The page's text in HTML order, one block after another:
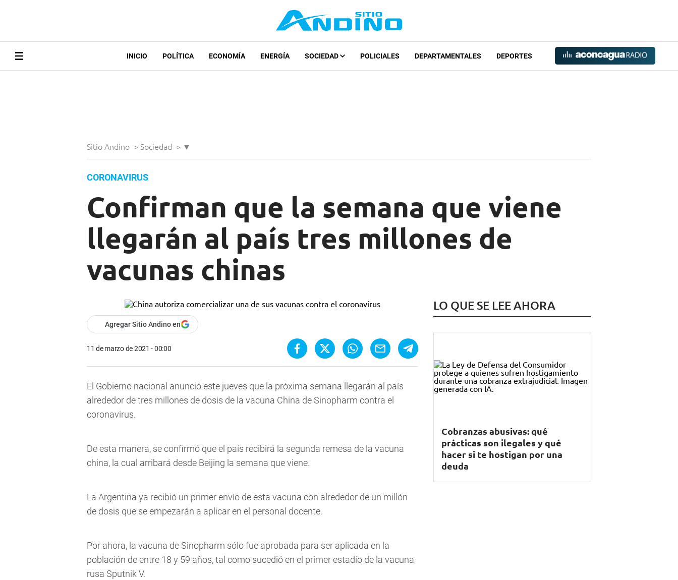
INICIO POLÍTICA ECONOMÍA ENERGÍA SOCIEDAD POLICIALES DEPARTAMENTALES DEPORTES
Sitio Andino > Sociedad > ▼
CORONAVIRUS
Confirman que la semana que viene
llegarán al país tres millones de
vacunas chinas
Agregar Sitio Andino en
11 de marzo de 2021 - 00:00
El Gobierno nacional anunció este jueves que la próxima semana llegarán al país
alrededor de tres millones de dosis de la vacuna China de Sinopharm contra el
coronavirus.
De esta manera, se confirmó que el país recibirá la segunda remesa de la vacuna
china, la cual arribará desde Beijing la semana que viene.
La Argentina ya recibió un primer envío de esta vacuna con alrededor de un millón
de dosis que se empezarán a aplicar en el personal docente.
Por ahora, la vacuna de Sinopharm sólo fue aprobada para ser aplicada en la
población de entre 18 y 59 años, tal como sucedió en el primer estadío de la vacuna
rusa Sputnik V.
LO QUE SE LEE AHORA
Cobranzas abusivas: qué
prácticas son ilegales y qué
hacer si te hostigan por una
deuda